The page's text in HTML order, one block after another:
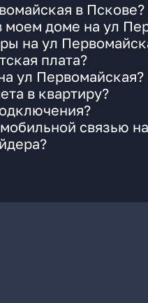
в Пскове?
доме на ул
на ул
плата?
ул Первомайская?
в квартиру?
связью